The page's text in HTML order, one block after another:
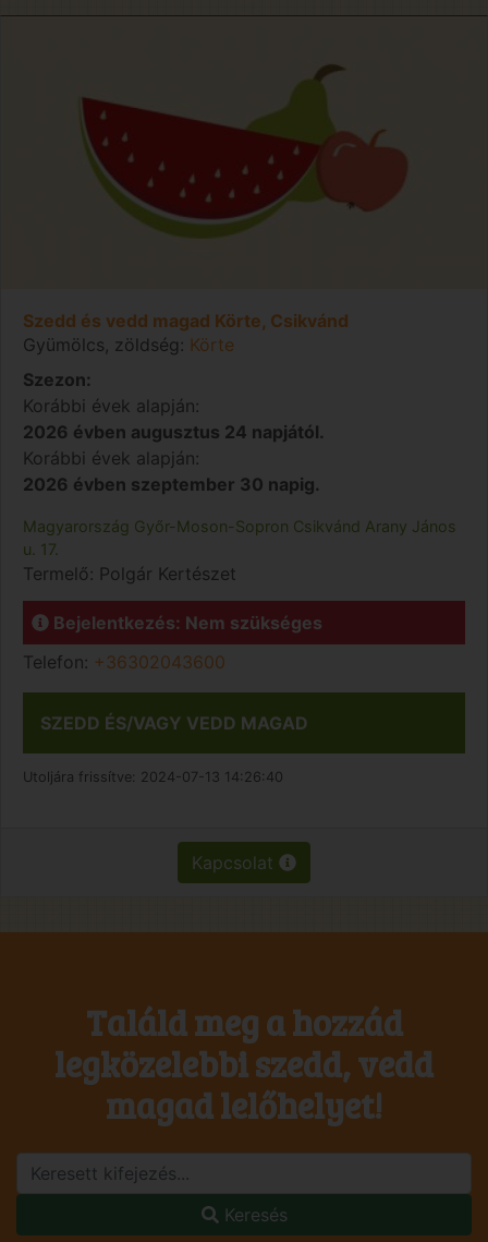
Szedd és vedd magad Körte, Csikvánd
Gyümölcs, zöldség: Körte
Szezon:
Korábbi évek alapján:
2026 évben augusztus 24 napjától.
Korábbi évek alapján:
2026 évben szeptember 30 napig.
Magyarország Győr-Moson-Sopron Csikvánd Arany János
u. 17.
Termelő: Polgár Kertészet
Bejelentkezés: Nem szükséges
Telefon: +36302043600
SZEDD ÉS/VAGY VEDD MAGAD
Utoljára frissítve: 2024-07-13 14:26:40
Kapcsolat
Találd meg a hozzád
legközelebbi szedd, vedd
magad lelőhelyet!
Keresés